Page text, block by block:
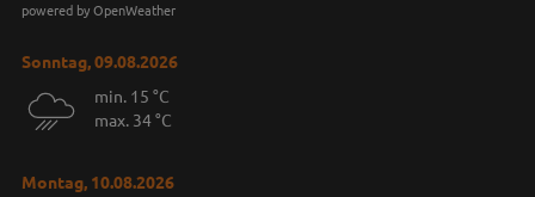
powered by OpenWeather
Sonntag, 09.08.2026
min. 15 °C
max. 34 °C
Montag, 10.08.2026